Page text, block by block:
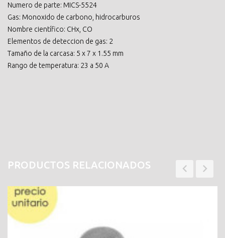
Numero de parte: MICS-5524
Gas: Monoxido de carbono, hidrocarburos
Nombre científico: CHx, CO
Elementos de deteccion de gas: 2
Tamaño de la carcasa: 5 x 7 x 1.55 mm
Rango de temperatura: 23 a 50 A
PRODUCTOS RELACIONADOS